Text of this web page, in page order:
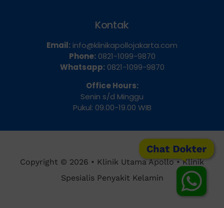
Chat Dokter
Kontak
Email: info@klinikapollojakarta.com
Phone:0821-1099-9870
Whatsapp:0821-1099-9870
Office Hours:
Senin s/d Minggu
Pukul: 09.00-19.00 WIB
Copyright © 2026 • Klinik Utama Apollo • Klinik
Spesialis Penyakit Kelamin